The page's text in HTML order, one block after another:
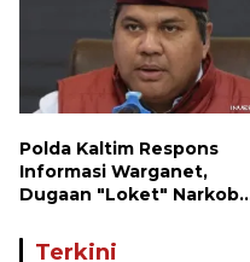
Polda Kaltim Respons
Informasi Warganet,
Dugaan "Loket" Narkoba
Perhatian
Terkini